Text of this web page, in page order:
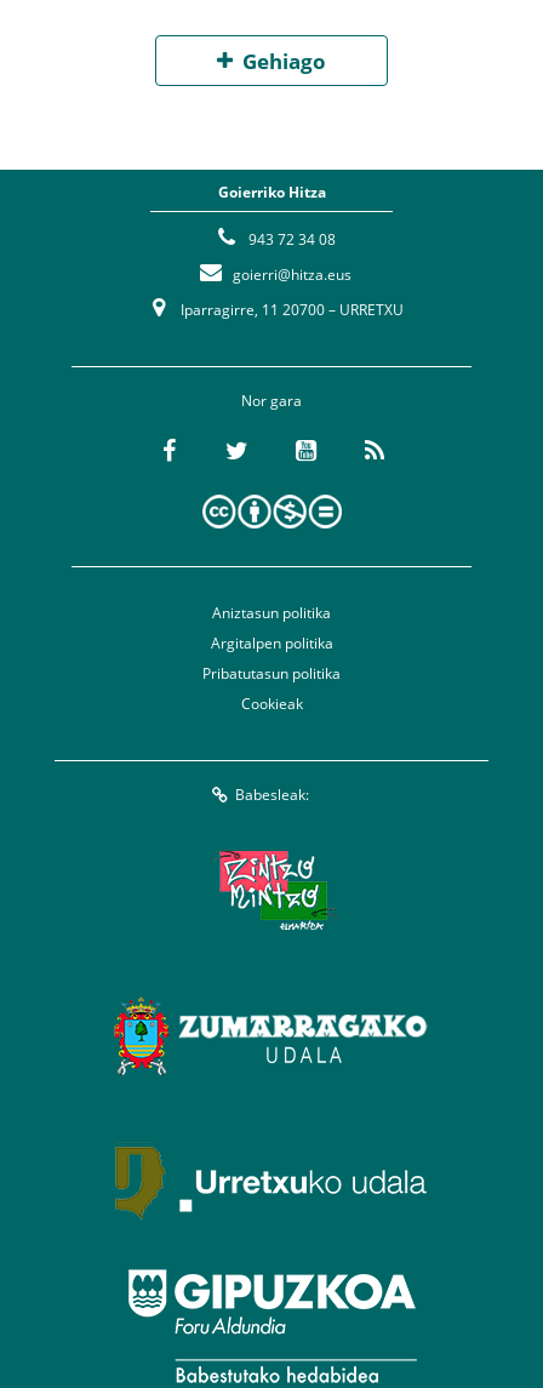
Gehiago
Goierriko Hitza
943 72 34 08
goierri@hitza.eus
Iparragirre, 11 20700 – URRETXU
Nor gara
Aniztasun politika
Argitalpen politika
Pribatutasun politika
Cookieak
Babesleak: